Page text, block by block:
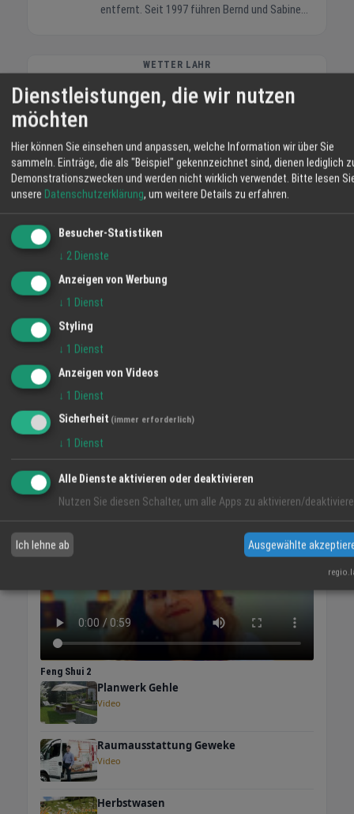
entfernt. Seit 1997 führen Bernd und Sabine
Rinder stehen in Mutterkuhhaltung auf
langsam heran und Sie erhalten Produkte mit
Eier, Brot, Obst und weitere Erzeugnisse aus
eigener Landwirtschaft. Mit Ihrem Einkauf
stärken Sie regionale Betriebe und
Flächen. Auf dem Schmiederhof erleben Sie
eingebunden in die Umgebung arbeitet. Ihre
Familie vom Hofladen Schmiederhof
Langenhard
WETTER LAHR
18 °C
Mäßig Bewölkt
06:12 44 % N 6 km/h 20:55
SO
38° / 21°
20 %
MO
36° / 19°
DI
VIDEO-TIPP
Feng Shui 2
Planwerk Gehle
Video
Raumausstattung Geweke
Video
Herbstwasen
Dienstleistungen, die wir nutzen
möchten
Hier können Sie einsehen und anpassen, welche Information wir über Sie
sammeln. Einträge, die als "Beispiel" gekennzeichnet sind, dienen lediglich
Demonstrationszwecken und werden nicht wirklich verwendet. Bitte lesen
unsere Datenschutzerklärung, um weitere Details zu erfahren.
Besucher-Statistiken
↓ 2 Dienste
Anzeigen von Werbung
↓ 1 Dienst
Styling
↓ 1 Dienst
Anzeigen von Videos
↓ 1 Dienst
Sicherheit (immer erforderlich)
↓ 1 Dienst
Alle Dienste aktivieren oder deaktivieren
Nutzen Sie diesen Schalter, um alle Apps zu aktivieren/
Ich lehne ab Ausgewählte